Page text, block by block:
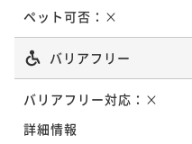
ペット可否： ×
バリアフリー
バリアフリー対応： ×
詳細情報